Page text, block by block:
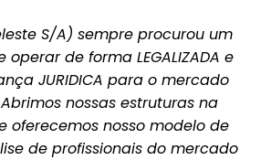
S/A) sempre procurou um
de forma LEGALIZADA e
JURIDICA para o mercado
nossas estruturas na
oferecemos nosso modelo de
de profissionais do mercado